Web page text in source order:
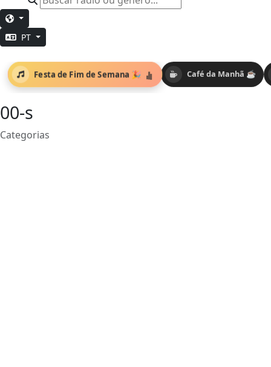
PT
Café da Manhã ☕
Festa de Fim de Semana 🎉
00-s
Categorias